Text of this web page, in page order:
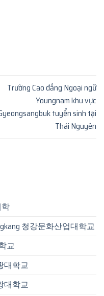
Trường Cao đẳng Ngoại ngữ
Youngnam khu vực
tuyển sinh tại
Thái Nguyên
청강문화산업대학교
교
대학교
대학교